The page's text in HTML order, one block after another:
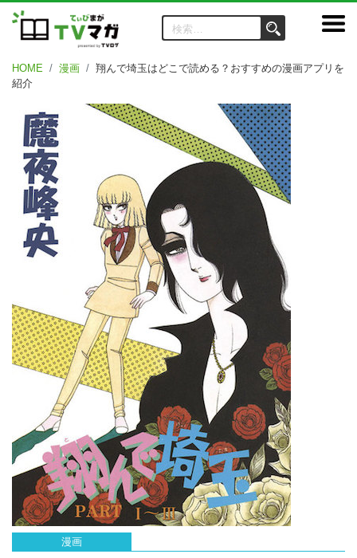
HOME 漫画
翔んで埼玉はどこで読める？おすすめの漫画アプリを
紹介
漫画